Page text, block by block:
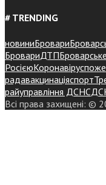
# TRENDING
новиниБровари
БровариДТП
РосієюКоронавірус
радавакцинаціяспорт
райуправління ДСНС
Всі права захищені: ©